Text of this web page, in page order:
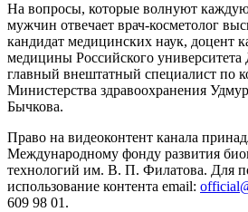
На вопросы, которые волнуют
мужчин отвечает врач-косметолог
кандидат медицинских наук, доцент
медицины Российского
главный внештатный специалист по
Министерства здравоохранения
Бычкова.
Право на видеоконтент канала
Международному фонду развития
технологий им. В. П. Филатова. Для
использование контента email:
609 98 01.